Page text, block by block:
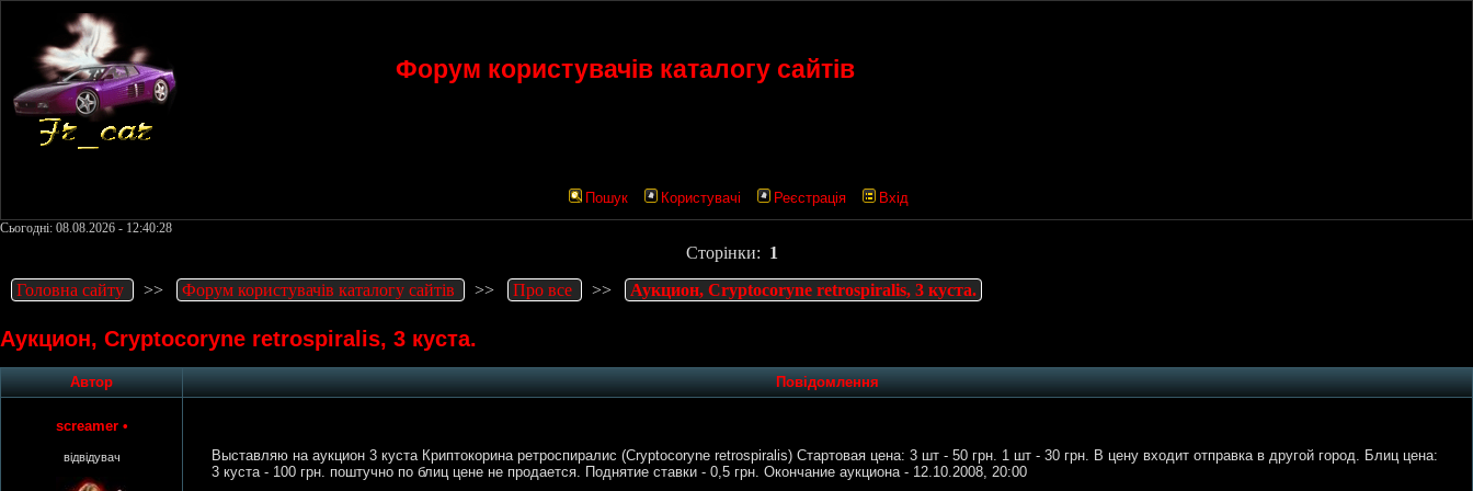
Форум користувачів каталогу сайтів
Пошук Користувачі Реєстрація Вхід
Сьогодні: 08.08.2026 - 12:40:28
Сторінки: 1
Головна сайту
>> Форум користувачів каталогу сайтів >> Про все >> Аукцион, Cryptocoryne retrospiralis, 3 куста.
Аукцион, Cryptocoryne retrospiralis, 3 куста.
Автор Повідомлення
screamer •
відвідувач
Выставляю на аукцион 3 куста Криптокорина ретроспиралис (Cryptocoryne retrospiralis) Стартовая цена: 3 шт - 50 грн. 1 шт - 30 грн. В цену входит отправка в другой город. Блиц цена:
3 куста - 100 грн. поштучно по блиц цене не продается. Поднятие ставки - 0,5 грн. Окончание аукциона - 12.10.2008, 20:00